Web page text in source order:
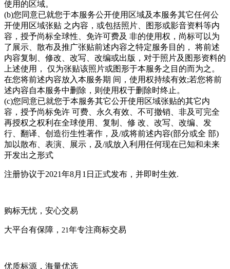
使用的区域。
(b)您同意已就您于本服务公开使用区域及本服务其它任何公
开使用区域张贴 之内容，或包括照片、图形或影音资料等内
容，授予尚标全球性、免许可费及 非的使用权，尚标可以为
了展示、散布及推广张贴前述内容之特定服务目的， 将前述
内容复制、修改、改写、改编或出版，对于照片及图形资料的
上述使用， 仅为张贴该照片或图形于本服务之目的而为之。
在您将前述内容放入本服务期 间，使用权持续有效;若您将前
述内容自本服务中删除，则使用权于删除时终止。
(c)您同意已就您于本服务其它公开使用区域张贴的其它内
容，授予尚标免许 可费、永久有效、不可撤销、非及可完全
再授权之权利在全球使用、复制、修 改、改写、改编、发
行、翻译、创造衍生性著作，及/或将前述内容(部分或全 部)
加以散布、表演、展示，及/或放入利用任何现在已知和未来
开发出之形式
注册协议于2021年8月1日正式发布，并即时生效.
购标无忧，安心交易
大平台有保障， 21 年专注商标交易
优质标源，海量优选